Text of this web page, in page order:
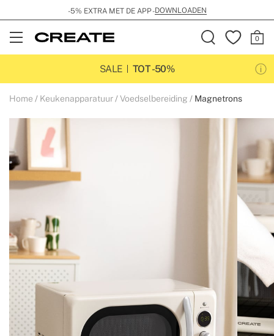
-5% EXTRA MET DE APP -DOWNLOADEN
Open
Menu
SALE
TOT -50%
Home Keukenapparatuur Voedselbereiding Magnetrons